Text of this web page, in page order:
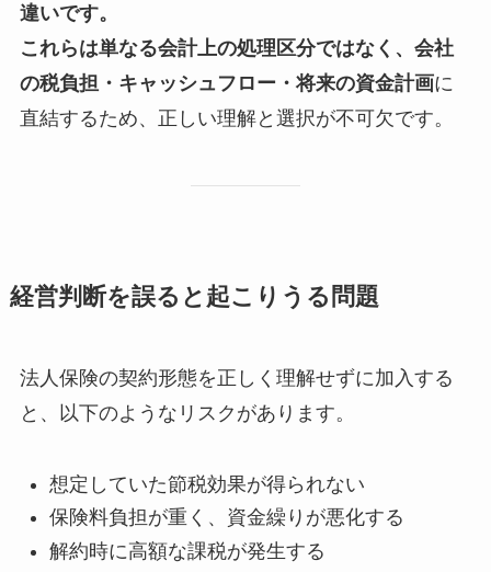
違いです。
これらは単なる会計上の処理区分ではなく、会社
の税負担・キャッシュフロー・将来の資金計画に
直結するため、正しい理解と選択が不可欠です。
経営判断を誤ると起こりうる問題
法人保険の契約形態を正しく理解せずに加入する
と、以下のようなリスクがあります。
想定していた節税効果が得られない
保険料負担が重く、資金繰りが悪化する
解約時に高額な課税が発生する